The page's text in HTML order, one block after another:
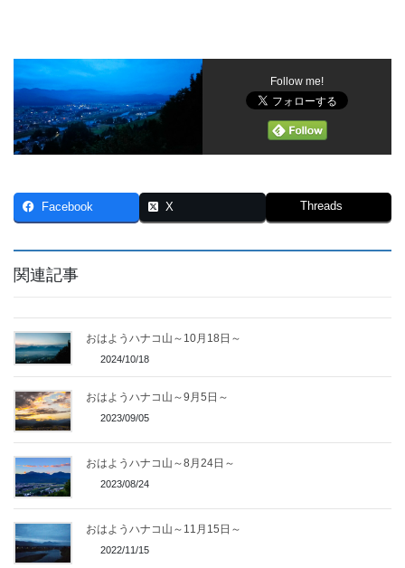
Follow me!
Facebook X Threads
関連記事
おはようハナコ山～10月18日～
2024/10/18
おはようハナコ山～9月5日～
2023/09/05
おはようハナコ山～8月24日～
2023/08/24
おはようハナコ山～11月15日～
2022/11/15